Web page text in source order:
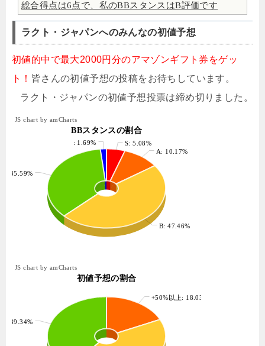
総合得点は6点で、私のBBスタンスはB評価です
ラクト・ジャパンへのみんなの初値予想
初値的中で最大2000円分のアマゾンギフト券をゲッ
ト！ 皆さんの初値予想の投稿をお待ちしています。
ラクト・ジャパンの初値予想投票は締め切りました。
: 1.69%
: 35.59%
S: 5.08%
A: 10.17%
B: 47.46%
BBスタンスの割合
JS chart by amCharts
39.34%
+50%以上: 18.03%
初値予想の割合
JS chart by amCharts